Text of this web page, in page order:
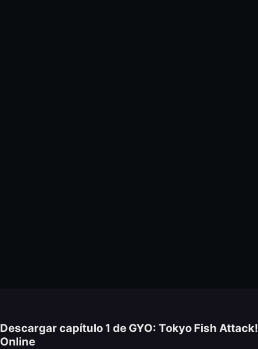
Descargar capítulo 1 de GYO: Tokyo Fish Attack!
Online